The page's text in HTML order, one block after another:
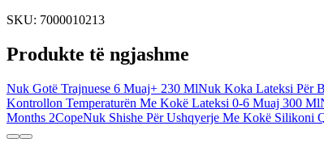
SKU: 7000010213
Produkte të ngjashme
Nuk Gotë Trajnuese 6 Muaj+ 230 MlNuk Koka Lateksi Për
Kontrollon Temperaturën Me Kokë Lateksi 0-6 Muaj 300 Ml
Months 2CopeNuk Shishe Për Ushqyerje Me Kokë Silikoni